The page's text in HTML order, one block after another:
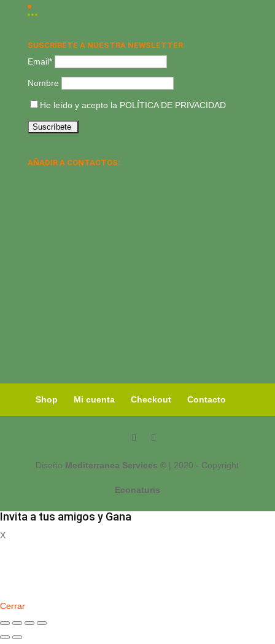
SUSCRÍBETE A NUESTRA NEWSLETTER:
Email*
Nombre
He leído y acepto la POLÍTICA DE PRIVACIDAD
AÑADIR A CONTACTOS:
Shop Mi cuenta Checkout Contacto
Diseño Mediterranea Services © | 2020 - Copyright
Econaturis
Invita a tus amigos y Gana
X
Cerrar